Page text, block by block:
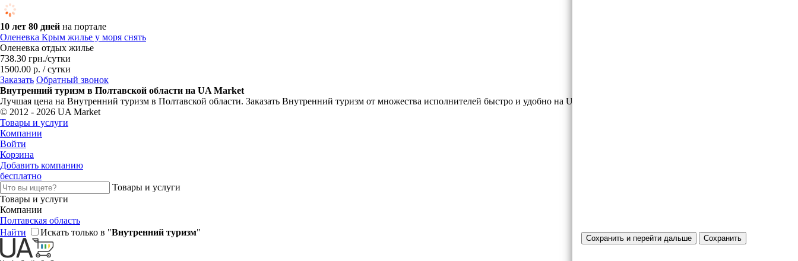
Сохранить и перейти дальше Сохранить
10 лет 80 дней на портале
Оленевка Крым жилье у моря снять
Оленевка отдых жилье
738.30 грн./сутки
1500.00 р. / сутки
Заказать Обратный звонок
Внутренний туризм в Полтавской области на UA Market
Лучшая цена на Внутренний туризм в Полтавской области. Заказать Внутренний туризм от множества исполнителей быстро и удобно на UA Market.
© 2012 - 2026 UA Market
Товары и услуги
Компании
Войти
Корзина
Добавить компанию
бесплатно
Товары и услуги
Товары и услуги
Компании
Полтавская область
Найти
Искать только в "Внутренний туризм"